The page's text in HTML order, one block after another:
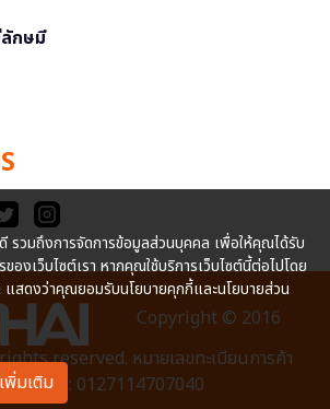
ลักษมี
Copyright © 2016
reserved. หมายเลขทะเบียนการค้า
รอนิกส์ : 0127114707040
รวมถึงการจัดการข้อมูลส่วนบุคคล เพื่อให้คุณได้รับ
องเว็บไซต์เรา หากคุณใช้บริการเว็บไซต์นี้ต่อไปโดย
แสดงว่าคุณยอมรับนโยบายคุกกี้และนโยบายส่วน
พิ่มเติม